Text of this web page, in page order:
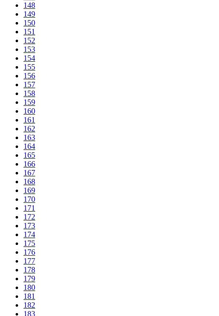
148
149
150
151
152
153
154
155
156
157
158
159
160
161
162
163
164
165
166
167
168
169
170
171
172
173
174
175
176
177
178
179
180
181
182
183